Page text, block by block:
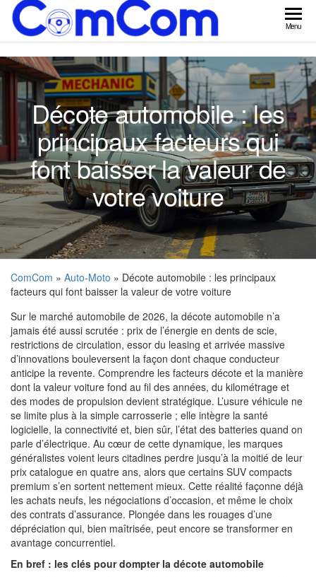
Skip
ComCom
Menu
Décote automobile : les
principaux facteurs qui
font baisser la valeur de
votre voiture
ComCom » Auto-Moto » Décote automobile : les principaux
facteurs qui font baisser la valeur de votre voiture
Sur le marché automobile de 2026, la décote automobile n’a
jamais été aussi scrutée : prix de l’énergie en dents de scie,
restrictions de circulation, essor du leasing et arrivée massive
d’innovations bouleversent la façon dont chaque conducteur
anticipe la revente. Comprendre les facteurs décote et la manière
dont la valeur voiture fond au fil des années, du kilométrage et
des modes de propulsion devient stratégique. L’usure véhicule ne
se limite plus à la simple carrosserie ; elle intègre la santé
logicielle, la connectivité et, bien sûr, l’état des batteries quand on
parle d’électrique. Au cœur de cette dynamique, les marques
généralistes voient leurs citadines perdre jusqu’à la moitié de leur
prix catalogue en quatre ans, alors que certains SUV compacts
premium s’en sortent nettement mieux. Cette réalité façonne déjà
les achats neufs, les négociations d’occasion, et même le choix
des contrats d’assurance. Plongée dans les rouages d’une
dépréciation qui, bien maîtrisée, peut encore se transformer en
avantage concurrentiel.
En bref : les clés pour dompter la décote automobile